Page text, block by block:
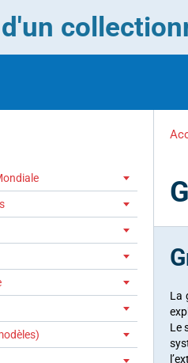
La
Le